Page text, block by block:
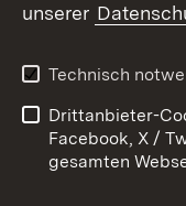
Datenschutz
Impressum
unserer
Technisch
Drittanbieter-
Facebook, X /
gesamten